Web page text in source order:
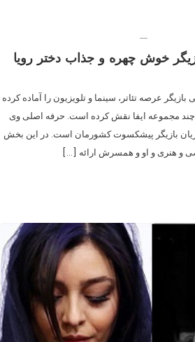
خوش چهره و جذاب دختر رویا
بازیگر عرصه تئاتر، سینما و تلویزیون را آماده کرده
چند مجموعه ایفا نقش کرده است. حرفه اصلی وی
بازیگر پیشکسوت کشورمان است. در این بخش
و هنری و او و همسرش ارائه […]